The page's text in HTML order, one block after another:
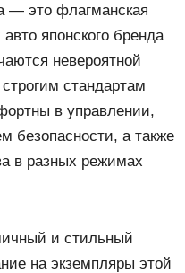
— это флагманская
японского бренда
невероятной
стандартам
в управлении,
безопасности, а также
в разных режимах
и стильный
на экземпляры этой